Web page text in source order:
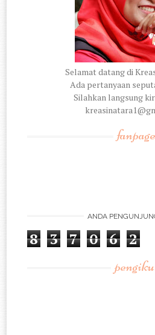
Selamat datang di
Ada pertanyaan
Silahkan langsung
fanpage
ANDA
8 3 7 0 6 2